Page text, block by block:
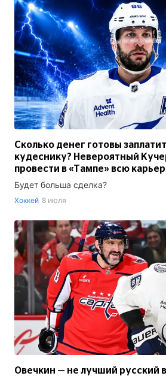
Сколько денег готовы
кудеснику? Невероятный
провести в «Тампе» всю
Будет больша сделка?
Хоккей 8 июля
Овечкин — не лучший русский